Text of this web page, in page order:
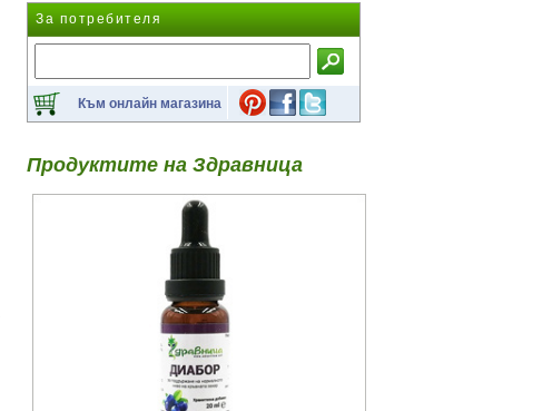
За потребителя
Към онлайн магазина
Продуктите на Здравница